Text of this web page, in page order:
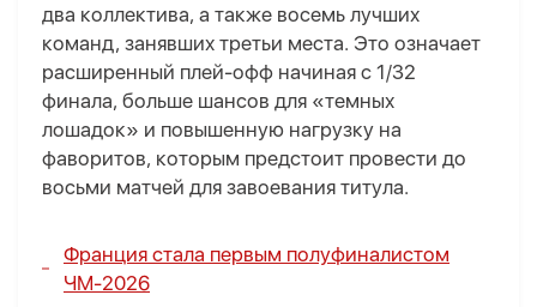
два коллектива, а также восемь лучших
команд, занявших третьи места. Это означает
расширенный плей-офф начиная с 1/32
финала, больше шансов для «темных
лошадок» и повышенную нагрузку на
фаворитов, которым предстоит провести до
восьми матчей для завоевания титула.
Франция стала первым полуфиналистом
ЧМ-2026